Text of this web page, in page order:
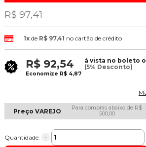
R$ 97,41
1xde R$ 97,41 no cartão de crédito
R$ 92,54
à vista no boleto
(5% Desconto)
Economize R$ 4,87
Preço VAREJO
Para compras abaixo de R$
500,00
Quantidade: -